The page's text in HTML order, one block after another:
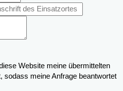
Website meine übermittelten
sodass meine Anfrage beantwortet